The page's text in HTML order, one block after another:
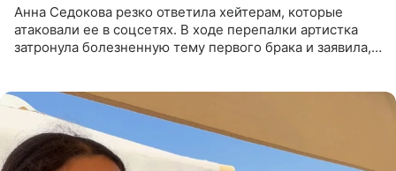
Анна Седокова резко ответила хейтерам, которые
атаковали ее в соцсетях. В ходе перепалки артистка
затронула болезненную тему первого брака и заявила,